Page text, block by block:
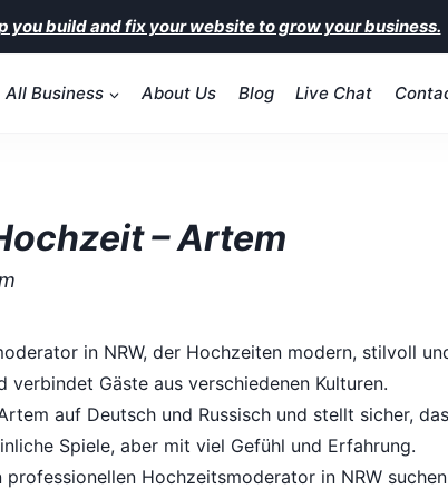
you build and fix your website to grow your business.
All Business About Us Blog Live Chat
– Artem
in NRW, der Hochzeiten modern, stilvoll
Gäste aus verschiedenen Kulturen.
auf Deutsch und Russisch und stellt sicher,
Spiele, aber mit viel Gefühl und Erfahrung.
professionellen Hochzeitsmoderator in NRW